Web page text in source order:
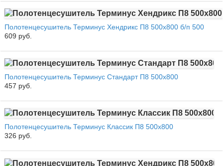
Полотенцесушитель Терминус Хендрикс П8 500х800 б/п 500
609 руб.
Полотенцесушитель Терминус Стандарт П8 500х800
457 руб.
Полотенцесушитель Терминус Классик П8 500х800
326 руб.